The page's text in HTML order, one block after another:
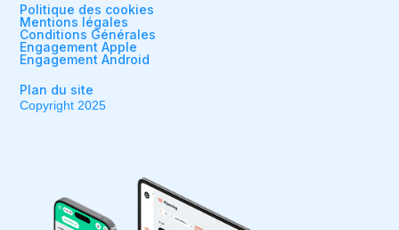
Politique des cookies
Mentions légales
Conditions Générales
Engagement Apple
Engagement Android
Plan du site
Copyright 2025